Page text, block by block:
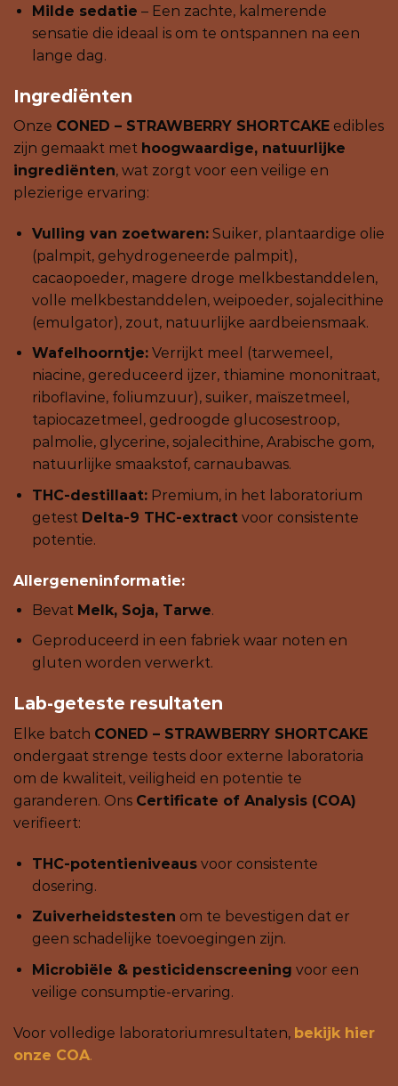
Milde sedatie – Een zachte, kalmerende
sensatie die ideaal is om te ontspannen na een
lange dag.
Ingrediënten
Onze CONED – STRAWBERRY SHORTCAKE edibles
zijn gemaakt met hoogwaardige, natuurlijke
ingrediënten, wat zorgt voor een veilige en
plezierige ervaring:
Vulling van zoetwaren:Suiker, plantaardige olie
(palmpit, gehydrogeneerde palmpit),
cacaopoeder, magere droge melkbestanddelen,
volle melkbestanddelen, weipoeder, sojalecithine
(emulgator), zout, natuurlijke aardbeiensmaak.
Wafelhoorntje:Verrijkt meel (tarwemeel,
niacine, gereduceerd ijzer, thiamine mononitraat,
riboflavine, foliumzuur), suiker, maïszetmeel,
tapiocazetmeel, gedroogde glucosestroop,
palmolie, glycerine, sojalecithine, Arabische gom,
natuurlijke smaakstof, carnaubawas.
THC-destillaat:Premium, in het laboratorium
getest Delta-9 THC-extractvoor consistente
potentie.
Allergeneninformatie:
Bevat Melk, Soja, Tarwe.
Geproduceerd in een fabriek waar noten en
gluten worden verwerkt.
Lab-geteste resultaten
Elke batch CONED – STRAWBERRY SHORTCAKE
ondergaat strenge tests door externe laboratoria
om de kwaliteit, veiligheid en potentie te
garanderen. Ons Certificate of Analysis (COA)
verifieert:
THC-potentieniveausvoor consistente
dosering.
Zuiverheidstesten om te bevestigen dat er
geen schadelijke toevoegingen zijn.
Microbiële & pesticidenscreening voor een
veilige consumptie-ervaring.
Voor volledige laboratoriumresultaten, bekijk hier
onze COA.